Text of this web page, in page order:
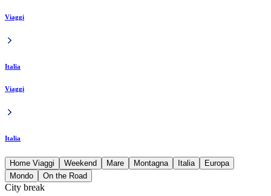
Viaggi
Italia
Viaggi
Italia
Home Viaggi Weekend Mare Montagna Italia
Europa
Mondo
On the Road
City break